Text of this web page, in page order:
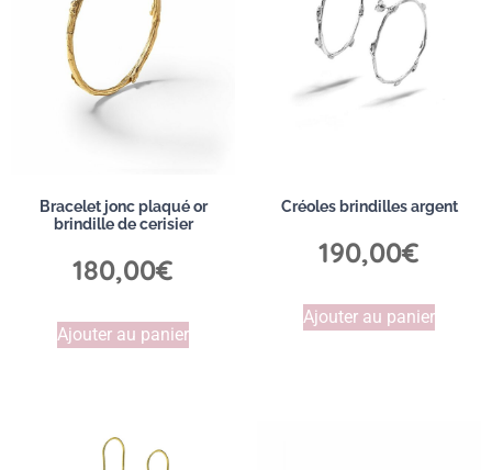
Bracelet jonc plaqué or
brindille de cerisier
180,00€
Ajouter au panier
Créoles brindilles argent
190,00€
Ajouter au panier